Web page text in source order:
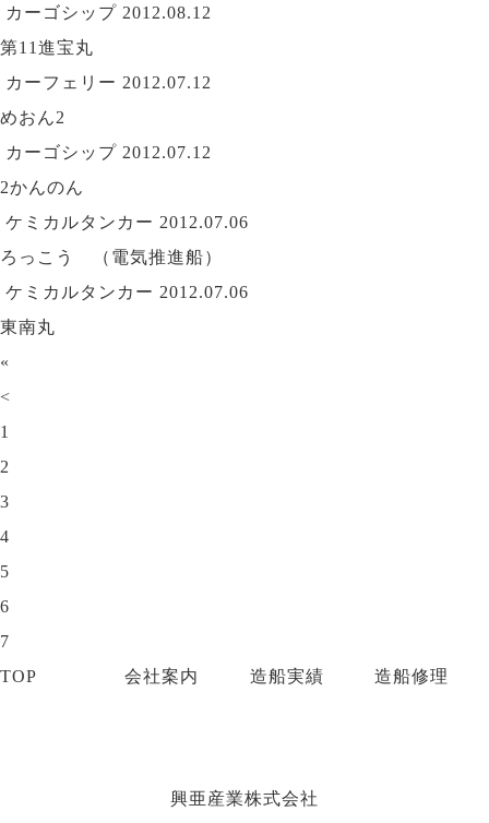
カーゴシップ 2012.08.12
第11進宝丸
カーフェリー 2012.07.12
めおん2
カーゴシップ 2012.07.12
2かんのん
ケミカルタンカー 2012.07.06
ろっこう （電気推進船）
ケミカルタンカー 2012.07.06
東南丸
«
<
1
2
3
4
5
6
7
TOP
会社案内 造船実績 造船修理
興亜産業株式会社